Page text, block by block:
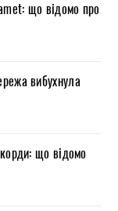
що відомо про
вибухнула
що відомо